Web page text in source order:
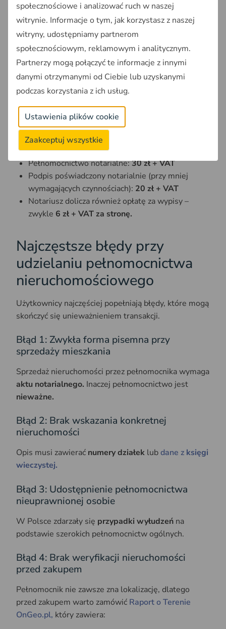
5. Pamiętaj, że pełnomocnictwo możesz
odwołać w każdej chwili
Odwołanie działa od momentu, gdy pełnomocnik
dowie się o odwołaniu.
Ile kosztuje pełnomocnictwo
do sprzedaży mieszkania lub
domu?
Ceny zgodne z taryfami notarialnymi na 2025 rok:
Pełnomocnictwo notarialne:30 zł + VAT
Podpis poświadczony notarialnie (przy mniej
wymagających czynnościach): 20 zł + VAT
Notariusz dolicza również opłatę za wypisy –
zwykle 6 zł + VAT za stronę.
Najczęstsze błędy przy
udzielaniu pełnomocnictwa
nieruchomościowego
Użytkownicy najczęściej popełniają błędy, które mogą
skończyć się unieważnieniem transakcji.
Błąd 1: Zwykła forma pisemna przy
sprzedaży mieszkania
Sprzedaż nieruchomości przez pełnomocnika wymaga
aktu notarialnego. Inaczej pełnomocnictwo jest
nieważne.
Błąd 2: Brak wskazania konkretnej
nieruchomości
Opis musi zawierać numery działek lubdane z księgi
wieczystej.
Błąd 3: Udostępnienie pełnomocnictwa
nieuprawnionej osobie
W Polsce zdarzały się przypadki wyłudzeń na
podstawie szerokich pełnomocnictw ogólnych.
Błąd 4: Brak weryfikacji nieruchomości
przed zakupem
Pełnomocnik nie zawsze zna lokalizację, dlatego
przed zakupem warto zamówić Raport o Terenie
OnGeo.pl, który zawiera:
społecznościowe i analizować ruch w naszej
witrynie. Informacje o tym, jak korzystasz z naszej
witryny, udostępniamy partnerom
społecznościowym, reklamowym i analitycznym.
Partnerzy mogą połączyć te informacje z innymi
danymi otrzymanymi od Ciebie lub uzyskanymi
podczas korzystania z ich usług.
Ustawienia plików cookie
Zaakceptuj wszystkie